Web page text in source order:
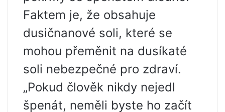
Faktem je, že obsahuje
dusičnanové soli, které se
mohou přeměnit na dusíkaté
soli nebezpečné pro zdraví.
„Pokud člověk nikdy nejedl
špenát, neměli byste ho začít